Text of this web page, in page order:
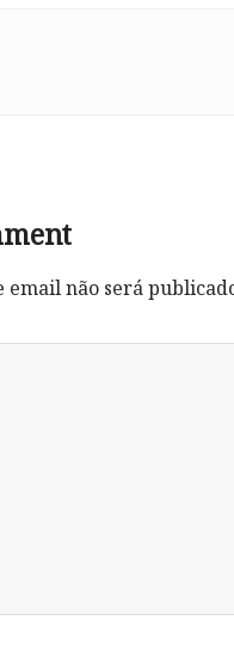
email não será